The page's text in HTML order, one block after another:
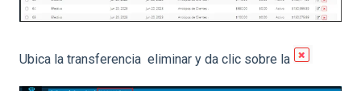
Ubica la transferencia eliminar y da clic sobre la